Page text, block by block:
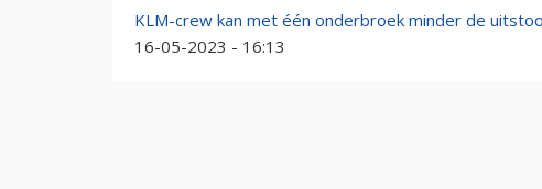
KLM-crew kan met één onderbroek minder de
16-05-2023 - 16:13